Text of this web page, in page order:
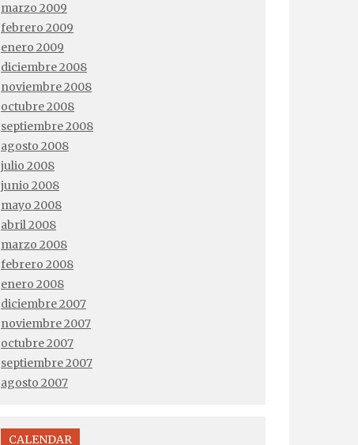
marzo 2009
febrero 2009
enero 2009
diciembre 2008
noviembre 2008
octubre 2008
septiembre 2008
agosto 2008
julio 2008
junio 2008
mayo 2008
abril 2008
marzo 2008
febrero 2008
enero 2008
diciembre 2007
noviembre 2007
octubre 2007
septiembre 2007
agosto 2007
CALENDAR